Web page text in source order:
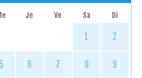
Je Ve Sa Di
1 2
5 6 7 8 9